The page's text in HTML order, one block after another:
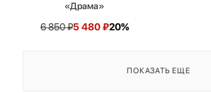
«Драма»
6 850₽5 480₽20%
ПОКАЗАТЬ ЕЩЕ